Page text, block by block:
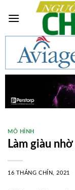
MÔ HÌNH
Làm giàu
16 THÁNG CHÍN, 2021